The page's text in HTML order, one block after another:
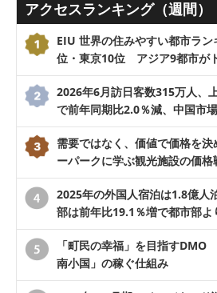
アクセスランキング（週間）
EIU 世界の住みやすい都市ラ
位・東京10位 アジア9都市が
2026年6月訪日客数315万人、
で前年同期比2.0％減、中国市
需要ではなく、価値で価格を
ーパークに学ぶ観光施設の価格
2025年の外国人宿泊は1.8億人
部は前年比19.1％増で都市部よ
「町民の幸福」を目指す
南小国」の稼ぐ仕組み